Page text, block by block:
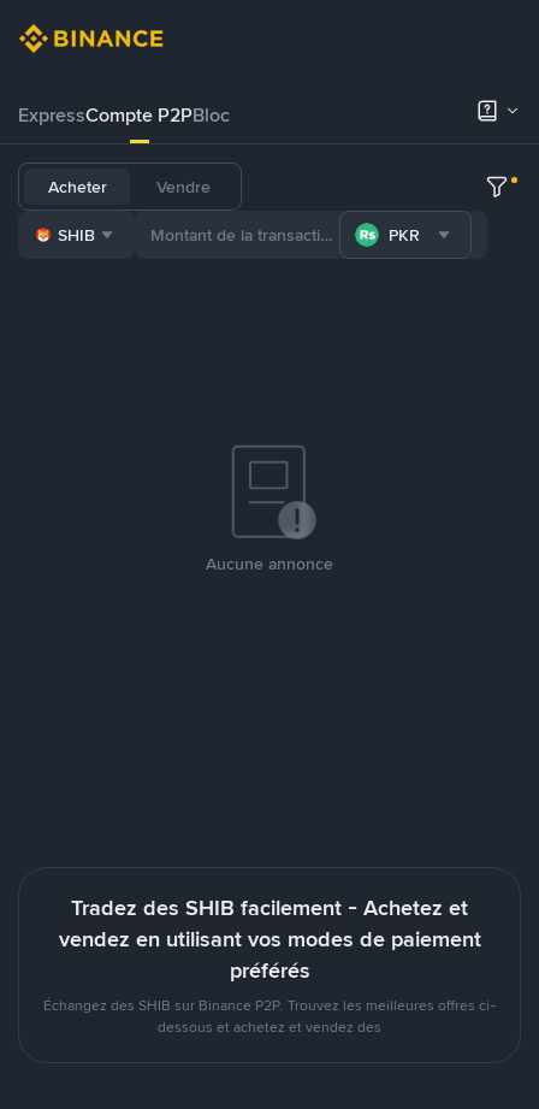
ExpressCompte P2PBloc
Acheter Vendre
SHIB PKR
Aucune annonce
Tradez des SHIB facilement - Achetez et
vendez en utilisant vos modes de paiement
préférés
Échangez des SHIB sur Binance P2P. Trouvez les meilleures offres ci-
dessous et achetez et vendez des